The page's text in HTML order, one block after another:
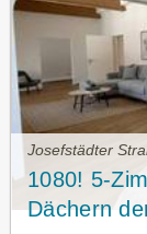
Josefstädter
1080! 5-
Dächern